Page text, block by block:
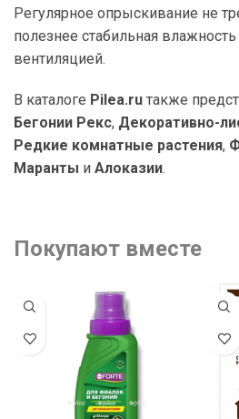
Регулярное опрыскивание не
полезнее стабильная
вентиляцией.
В каталоге Pilea.ru также
Бегонии Рекс, Декоративно-
Редкие комнатные растения,
Маранты и Алоказии.
Покупают вместе